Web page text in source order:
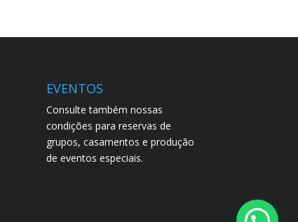
EVENTOS
Consulte também nossas
condições para reservas de
grupos, casamentos e produção
de eventos especiais.